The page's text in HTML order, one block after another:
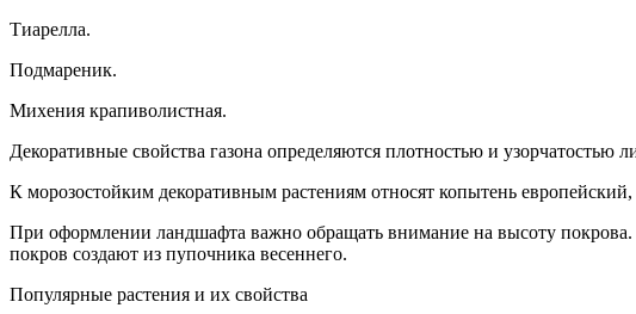
Тиарелла.
Подмареник.
Михения крапиволистная.
Декоративные свойства газона определяются плотностью и узорчатостью
К морозостойким декоративным растениям относят копытень
При оформлении ландшафта важно обращать внимание на высоту
покров создают из пупочника весеннего.
Популярные растения и их свойства